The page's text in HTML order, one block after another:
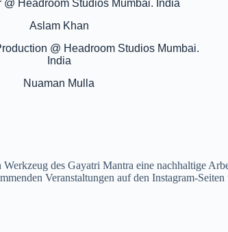
@ Headroom Studios Mumbai. India
Aslam Khan
@ Headroom Studios Mumbai.
India
Nuaman Mulla
des Gayatri Mantra eine nachhaltige
Veranstaltungen auf den Instagram-Seiten